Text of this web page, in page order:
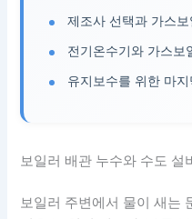
제조사 선택과 가스
전기온수기와 가스보
유지보수를 위한 마
보일러 배관 누수와 수도 설
보일러 주변에서 물이 새는